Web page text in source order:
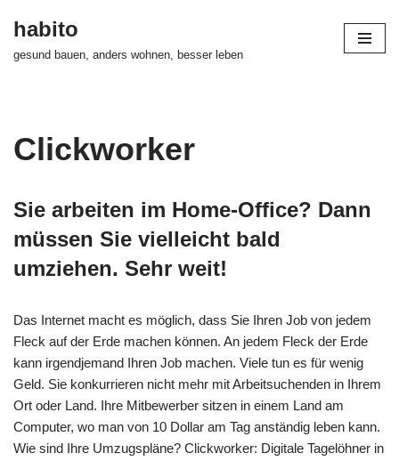
habito
gesund bauen, anders wohnen, besser leben
Clickworker
Sie arbeiten im Home-Office? Dann
müssen Sie vielleicht bald
umziehen. Sehr weit!
Das Internet macht es möglich, dass Sie Ihren Job von jedem
Fleck auf der Erde machen können. An jedem Fleck der Erde
kann irgendjemand Ihren Job machen. Viele tun es für wenig
Geld. Sie konkurrieren nicht mehr mit Arbeitsuchenden in Ihrem
Ort oder Land. Ihre Mitbewerber sitzen in einem Land am
Computer, wo man von 10 Dollar am Tag anständig leben kann.
Wie sind Ihre Umzugspläne? Clickworker: Digitale Tagelöhner in